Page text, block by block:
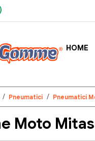
HOME
Pneumatici Pneumatici
Moto Mitas